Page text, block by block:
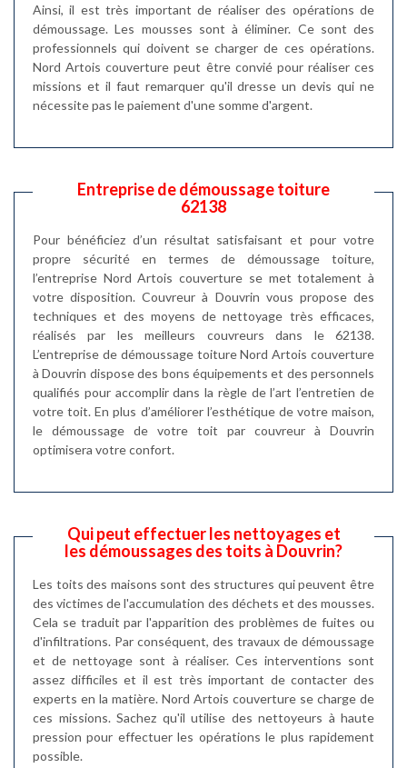
Ainsi, il est très important de réaliser des opérations de
démoussage. Les mousses sont à éliminer. Ce sont des
professionnels qui doivent se charger de ces opérations.
Nord Artois couverture peut être convié pour réaliser ces
missions et il faut remarquer qu'il dresse un devis qui ne
nécessite pas le paiement d'une somme d'argent.
Entreprise de démoussage toiture
62138
Pour bénéficiez d’un résultat satisfaisant et pour votre
propre sécurité en termes de démoussage toiture,
l’entreprise Nord Artois couverture se met totalement à
votre disposition. Couvreur à Douvrin vous propose des
techniques et des moyens de nettoyage très efficaces,
réalisés par les meilleurs couvreurs dans le 62138.
L’entreprise de démoussage toiture Nord Artois couverture
à Douvrin dispose des bons équipements et des personnels
qualifiés pour accomplir dans la règle de l’art l’entretien de
votre toit. En plus d’améliorer l’esthétique de votre maison,
le démoussage de votre toit par couvreur à Douvrin
optimisera votre confort.
Qui peut effectuer les nettoyages et
les démoussages des toits à Douvrin?
Les toits des maisons sont des structures qui peuvent être
des victimes de l'accumulation des déchets et des mousses.
Cela se traduit par l'apparition des problèmes de fuites ou
d'infiltrations. Par conséquent, des travaux de démoussage
et de nettoyage sont à réaliser. Ces interventions sont
assez difficiles et il est très important de contacter des
experts en la matière. Nord Artois couverture se charge de
ces missions. Sachez qu'il utilise des nettoyeurs à haute
pression pour effectuer les opérations le plus rapidement
possible.